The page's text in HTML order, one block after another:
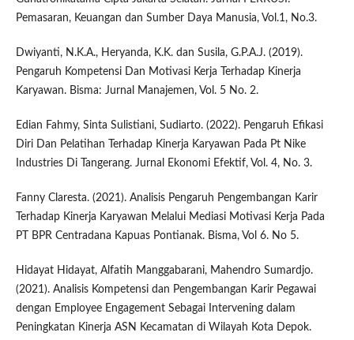
Pemasaran, Keuangan dan Sumber Daya Manusia, Vol.1, No.3.
Dwiyanti, N.K.A., Heryanda, K.K. dan Susila, G.P.A.J. (2019).
Pengaruh Kompetensi Dan Motivasi Kerja Terhadap Kinerja
Karyawan. Bisma: Jurnal Manajemen, Vol. 5 No. 2.
Edian Fahmy, Sinta Sulistiani, Sudiarto. (2022). Pengaruh Efikasi
Diri Dan Pelatihan Terhadap Kinerja Karyawan Pada Pt Nike
Industries Di Tangerang. Jurnal Ekonomi Efektif, Vol. 4, No. 3.
Fanny Claresta. (2021). Analisis Pengaruh Pengembangan Karir
Terhadap Kinerja Karyawan Melalui Mediasi Motivasi Kerja Pada
PT BPR Centradana Kapuas Pontianak. Bisma, Vol 6. No 5.
Hidayat Hidayat, Alfatih Manggabarani, Mahendro Sumardjo.
(2021). Analisis Kompetensi dan Pengembangan Karir Pegawai
dengan Employee Engagement Sebagai Intervening dalam
Peningkatan Kinerja ASN Kecamatan di Wilayah Kota Depok.